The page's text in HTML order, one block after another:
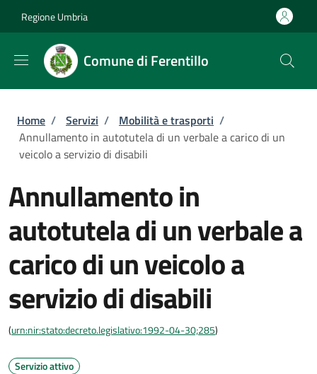
Regione Umbria
Comune di Ferentillo
Briciole di pane
Home / Servizi / Mobilità e trasporti /
Annullamento in autotutela di un verbale a carico di un
veicolo a servizio di disabili
Annullamento in
autotutela di un verbale a
carico di un veicolo a
servizio di disabili
(urn:nir:stato:decreto.legislativo:1992-04-30;285)
Servizio attivo